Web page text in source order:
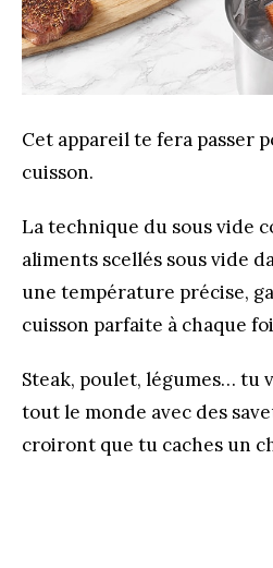
Cet appareil te fera passer
cuisson.
La technique du sous vide
aliments scellés sous vide
une température précise,
cuisson parfaite à chaque
Steak, poulet, légumes… tu
tout le monde avec des
croiront que tu caches un